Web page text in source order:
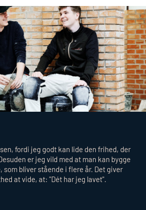
fordi jeg godt kan lide den frihed, der
er jeg vild med at man kan bygge
som bliver stående i flere år. Det giver
at vide, at: "Dét har jeg lavet".